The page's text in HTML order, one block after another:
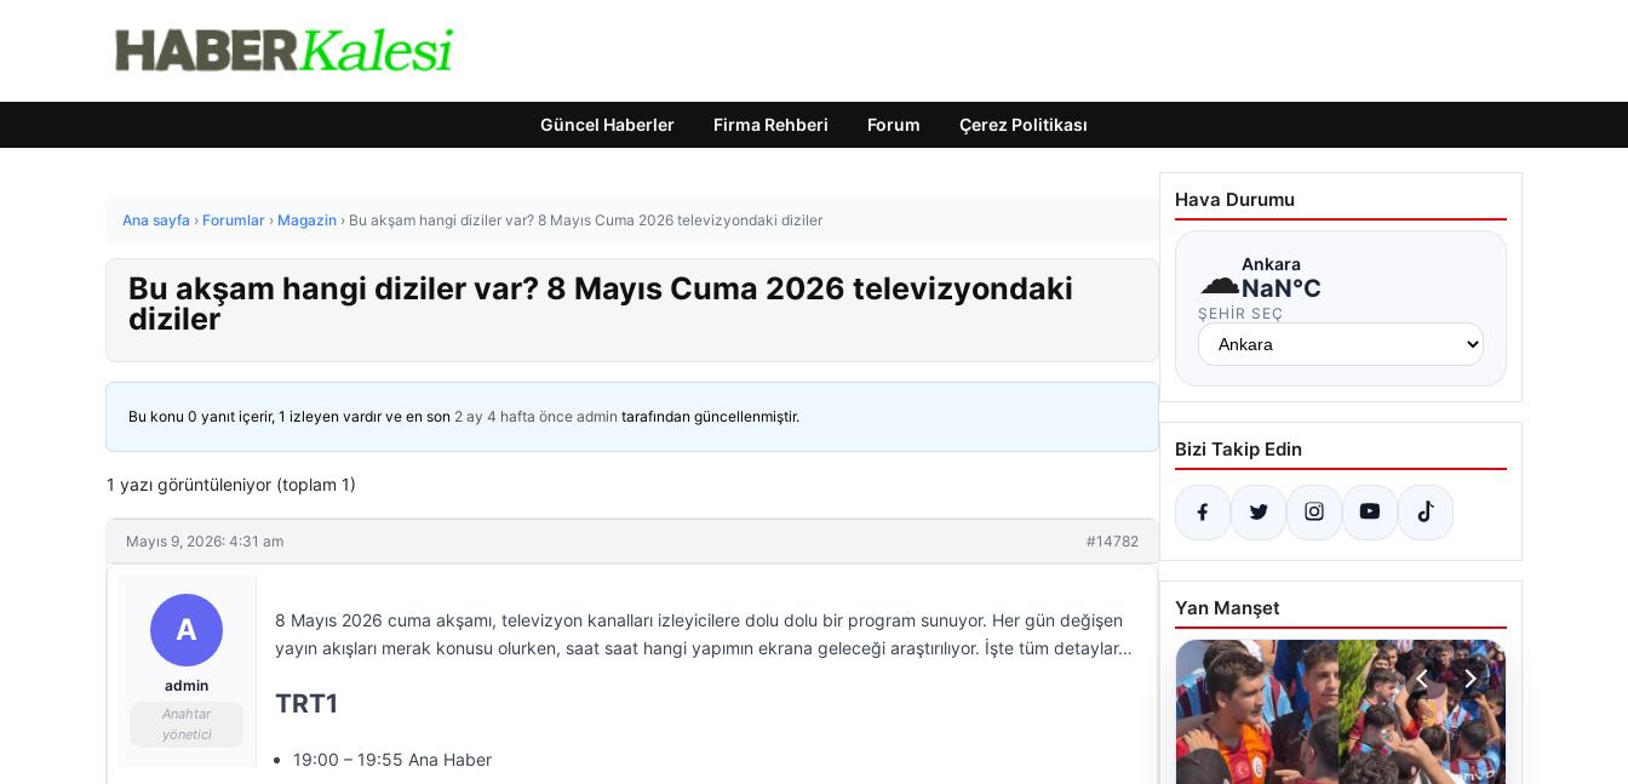
Güncel Haberler Firma Rehberi Forum Çerez Politikası
Ana sayfa › Forumlar › Magazin › Bu akşam hangi diziler var? 8 Mayıs Cuma 2026 televizyondaki diziler
Bu akşam hangi diziler var? 8 Mayıs Cuma 2026 televizyondaki
diziler
Bu konu 0 yanıt içerir, 1 izleyen vardır ve en son 2 ay 4 hafta önce admin tarafından güncellenmiştir.
1 yazı görüntüleniyor (toplam 1)
Mayıs 9, 2026: 4:31 am #14782
A
admin
Anahtar
yönetici
8 Mayıs 2026 cuma akşamı, televizyon kanalları izleyicilere dolu dolu bir program sunuyor. Her gün değişen
yayın akışları merak konusu olurken, saat saat hangi yapımın ekrana geleceği araştırılıyor. İşte tüm detaylar…
TRT1
19:00 – 19:55 Ana Haber
Hava Durumu
☁Ankara
NaN°C
ŞEHIR SEÇ
Bizi Takip Edin
Yan Manşet